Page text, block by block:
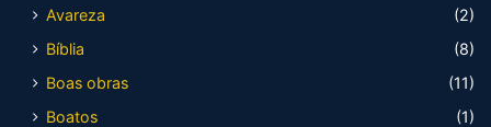
Avareza
(2)
Bíblia
(8)
Boas obras
(11)
Boatos
(1)